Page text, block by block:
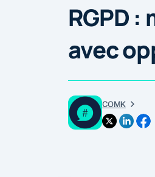
RGPD
avec
COMK